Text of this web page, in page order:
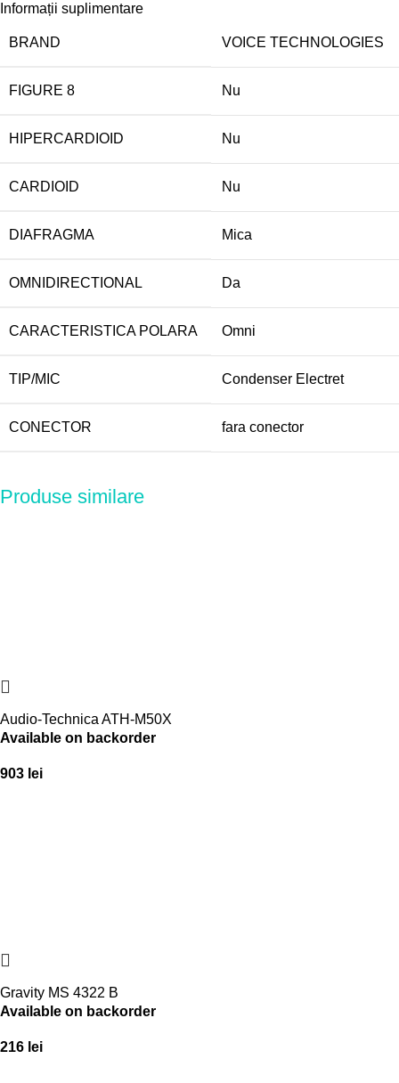
Informații suplimentare
BRAND VOICE TECHNOLOGIES
FIGURE 8 Nu
HIPERCARDIOID Nu
CARDIOID Nu
DIAFRAGMA Mica
OMNIDIRECTIONAL Da
CARACTERISTICA POLARA Omni
TIP/MIC Condenser Electret
CONECTOR fara conector
Produse similare
Audio-Technica ATH-M50X
Available on backorder
903 lei
Gravity MS 4322 B
Available on backorder
216 lei